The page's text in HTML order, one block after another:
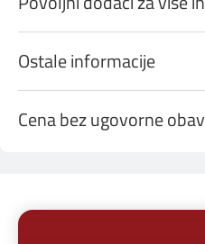
Ostale informacije
Cena bez ugovorne